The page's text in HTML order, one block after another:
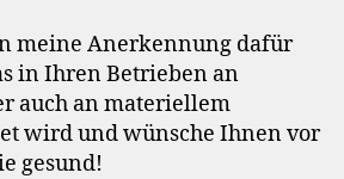
meine Anerkennung dafür
in Ihren Betrieben an
auch an materiellem
wird und wünsche Ihnen vor
gesund!